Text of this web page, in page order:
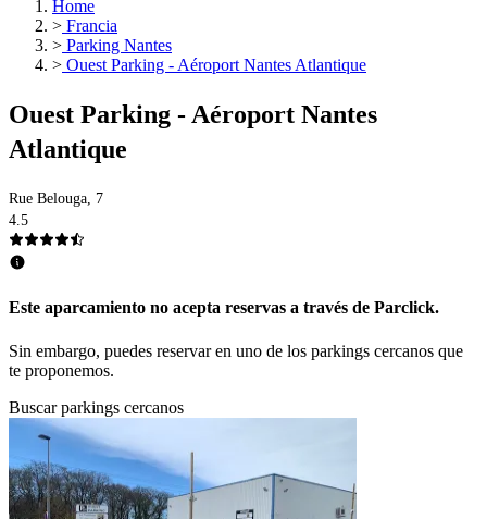
Home
> Francia
> Parking Nantes
> Ouest Parking - Aéroport Nantes Atlantique
Ouest Parking - Aéroport Nantes
Atlantique
Rue Belouga, 7
4.5
Este aparcamiento no acepta reservas a través de Parclick.
Sin embargo, puedes reservar en uno de los parkings cercanos que
te proponemos.
Buscar parkings cercanos